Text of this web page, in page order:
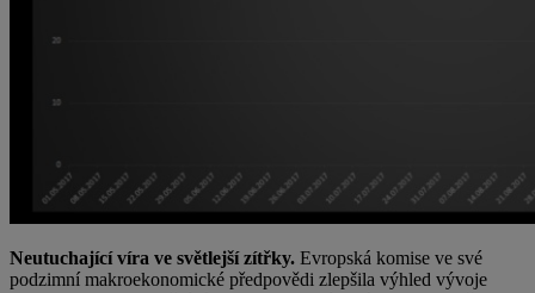
Neutuchající víra ve světlejší zítřky. Evropská komise ve své
podzimní makroekonomické předpovědi zlepšila výhled vývoje